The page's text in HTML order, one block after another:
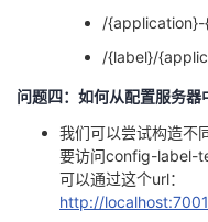
/
/{label}/
问题四：如何从配置服务
我们可以尝试构造不
要访问config-label-
可以通过这个url：
http://